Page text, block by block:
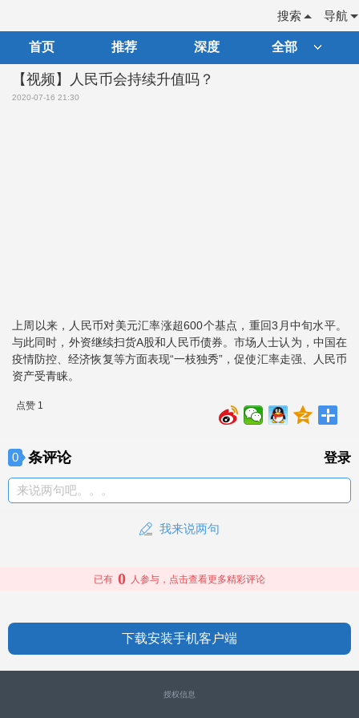
导航
搜索
首页 推荐 深度 全部
【视频】人民币会持续升值吗？
2020-07-16 21:30
上周以来，人民币对美元汇率涨超600个基点，重回3月中旬水平。
与此同时，外资继续扫货A股和人民币债券。市场人士认为，中国在
疫情防控、经济恢复等方面表现“一枝独秀”，促使汇率走强、人民币
资产受青睐。
点赞 1
0 条评论 登录
来说两句吧。。。
我来说两句
已有 0 人参与，点击查看更多精彩评论
下载安装手机客户端
授权信息